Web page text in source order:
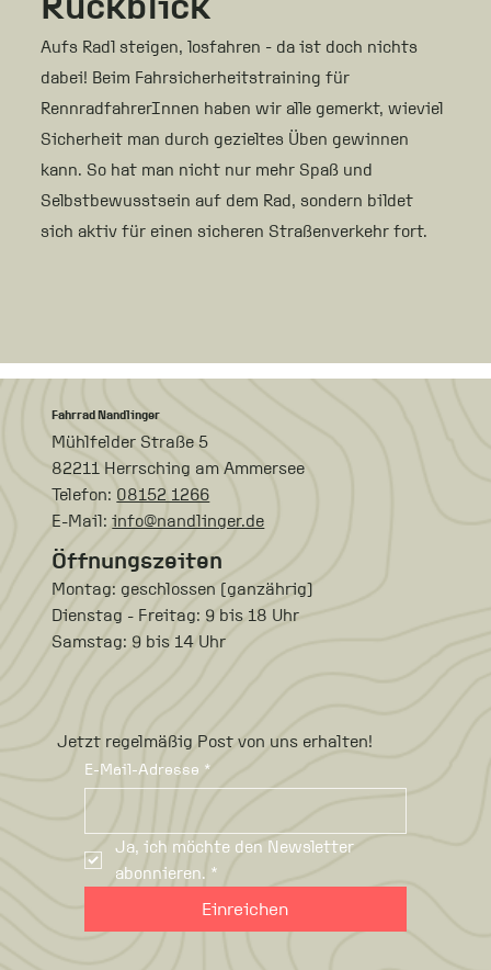
Aufs Radl steigen, losfahren - da ist doch nichts
dabei! Beim Fahrsicherheitstraining für
RennradfahrerInnen haben wir alle gemerkt, wieviel
Sicherheit man durch gezieltes Üben gewinnen
kann. So hat man nicht nur mehr Spaß und
Selbstbewusstsein auf dem Rad, sondern bildet
sich aktiv für einen sicheren Straßenverkehr fort.
Fahrrad Nandlinger
Mühlfelder Straße 5
82211 Herrsching am Ammersee
Telefon: 08152 1266
E-Mail:info@nandlinger.de
Öffnungszeiten
Montag: geschlossen (ganzährig)
Dienstag - Freitag: 9 bis 18 Uhr
Samstag: 9 bis 14 Uhr
Jetzt regelmäßig Post von uns erhalten!
E-Mail-Adresse *
Ja, ich möchte den Newsletter
abonnieren. *
Einreichen